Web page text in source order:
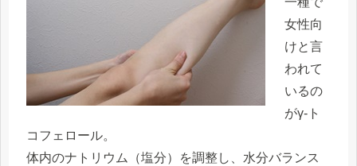
女性向
けと言
われて
いるの
がγ-ト
コフェロール。
体内のナトリウム（塩分）を調整し、水分バランス